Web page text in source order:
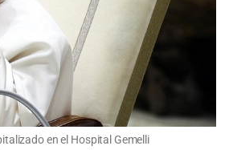
en el Hospital Gemelli